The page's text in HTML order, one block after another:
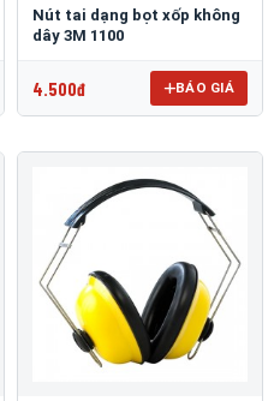
Nút tai dạng bọt xốp không
dây 3M 1100
4.500đ BÁO GIÁ